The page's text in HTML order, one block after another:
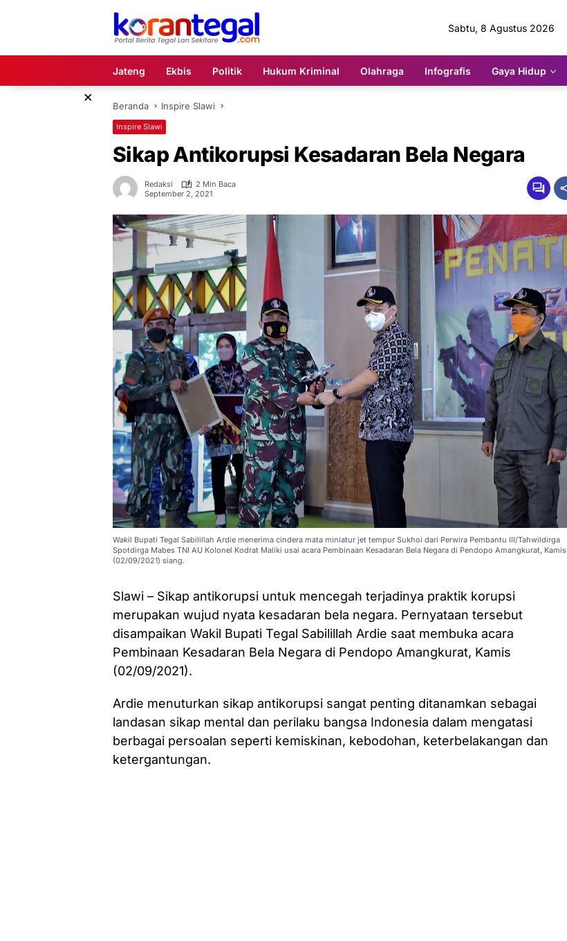
Sabtu, 8 Agustus 2026
Jateng Ekbis Politik Hukum Kriminal Olahraga Infografis Gaya Hidup
×
Beranda Inspire Slawi
Inspire Slawi
Sikap Antikorupsi Kesadaran Bela Negara
Redaksi
2 Min Baca
September 2, 2021
Wakil Bupati Tegal Sabilillah Ardie menerima cindera mata miniatur jet tempur Sukhoi dari Perwira Pembantu III/Tahwildirga
Spotdirga Mabes TNI AU Kolonel Kodrat Maliki usai acara Pembinaan Kesadaran Bela Negara di Pendopo Amangkurat, Kamis
(02/09/2021) siang.
Slawi – Sikap antikorupsi untuk mencegah terjadinya praktik korupsi
merupakan wujud nyata kesadaran bela negara. Pernyataan tersebut
disampaikan Wakil Bupati Tegal Sabilillah Ardie saat membuka acara
Pembinaan Kesadaran Bela Negara di Pendopo Amangkurat, Kamis
(02/09/2021).
Ardie menuturkan sikap antikorupsi sangat penting ditanamkan sebagai
landasan sikap mental dan perilaku bangsa Indonesia dalam mengatasi
berbagai persoalan seperti kemiskinan, kebodohan, keterbelakangan dan
ketergantungan.